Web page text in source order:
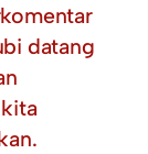
datang